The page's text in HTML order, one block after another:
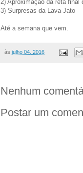
2) Aproximação da reta
3) Surpresas da Lava-Jato
Até a semana que vem.
às julho 04, 2016
Nenhum
Postar um